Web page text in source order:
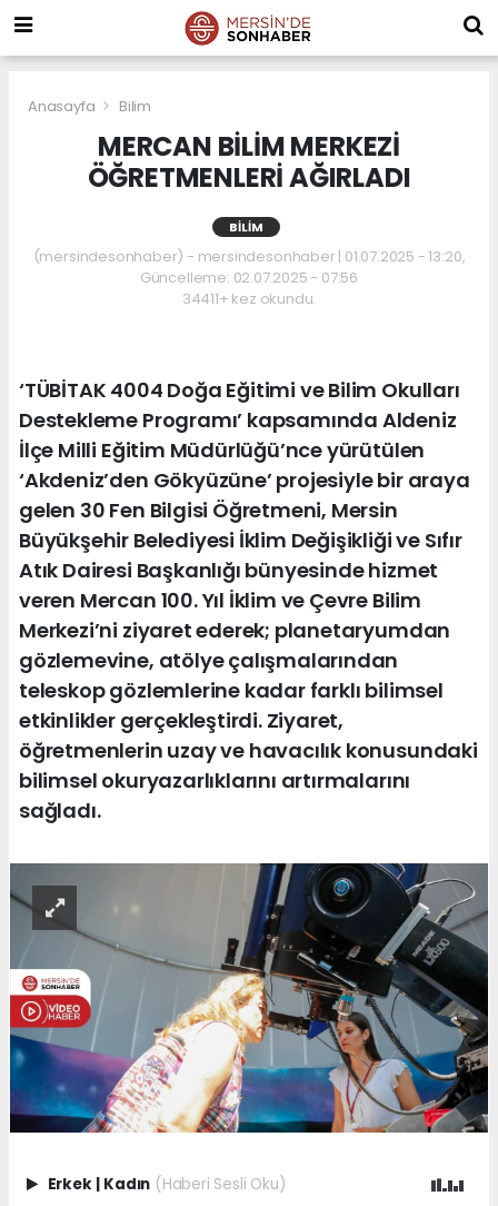
Anasayfa Bilim
MERCAN BİLİM MERKEZİ
ÖĞRETMENLERİ AĞIRLADI
BILIM
(mersindesonhaber) - mersindesonhaber | 01.07.2025 - 13:20,
Güncelleme: 02.07.2025 - 07:56
34411+ kez okundu.
‘TÜBİTAK 4004 Doğa Eğitimi ve Bilim Okulları
Destekleme Programı’ kapsamında Aldeniz
İlçe Milli Eğitim Müdürlüğü’nce yürütülen
‘Akdeniz’den Gökyüzüne’ projesiyle bir araya
gelen 30 Fen Bilgisi Öğretmeni, Mersin
Büyükşehir Belediyesi İklim Değişikliği ve Sıfır
Atık Dairesi Başkanlığı bünyesinde hizmet
veren Mercan 100. Yıl İklim ve Çevre Bilim
Merkezi’ni ziyaret ederek; planetaryumdan
gözlemevine, atölye çalışmalarından
teleskop gözlemlerine kadar farklı bilimsel
etkinlikler gerçekleştirdi. Ziyaret,
öğretmenlerin uzay ve havacılık konusundaki
bilimsel okuryazarlıklarını artırmalarını
sağladı.
Erkek | Kadın (Haberi Sesli Oku)